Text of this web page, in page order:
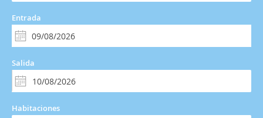
Entrada
Salida
Habitaciones